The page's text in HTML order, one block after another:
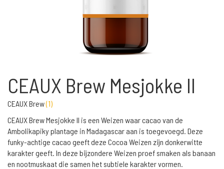
CEAUX Brew Mesjokke II
CEAUX Brew(1)
CEAUX Brew Mesjokke II is een Weizen waar cacao van de
Ambolikapiky plantage in Madagascar aan is toegevoegd. Deze
funky-achtige cacao geeft deze Cocoa Weizen zijn donkerwitte
karakter geeft. In deze bijzondere Weizen proef smaken als banaan
en nootmuskaat die samen het subtiele karakter vormen.